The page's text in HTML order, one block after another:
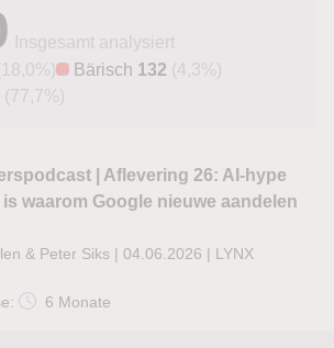
Insgesamt analysiert
Bärisch 132 (4,3%)
(77,7%)
| Aflevering 26: AI-hype
waarom Google nieuwe aandelen
& Peter Siks | 04.06.2026 | LYNX
6 Monate